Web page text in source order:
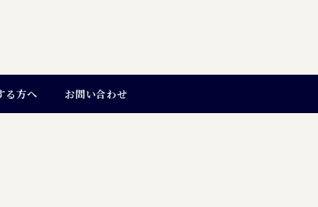
る方へ お問い合わせ